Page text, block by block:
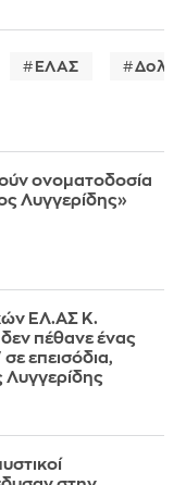
ΕΛΑΣ
ονοματοδοσία
Λυγγερίδης»
ΕΛ.ΑΣ Κ.
πέθανε ένας
επεισόδια,
Λυγγερίδης